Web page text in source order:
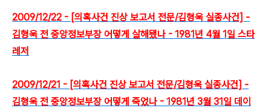
2009/12/22 - [의혹사건 진상 보고서 전문/김형욱 실종사건] -
김형욱 전 중앙정보부장 어떻게 살해됐나 - 1981년 4월 1일 스타
레저
2009/12/21 - [의혹사건 진상 보고서 전문/김형욱 실종사건] -
김형욱 전 중앙정보부장 어떻게 죽었나 - 1981년 3월 31일 데이